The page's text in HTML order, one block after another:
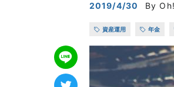
2019/4/30 By
資産運用 年金